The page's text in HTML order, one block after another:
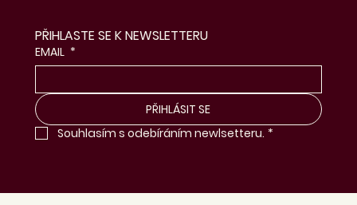
PŘIHLASTE SE K NEWSLETTERU
EMAIL *
PŘIHLÁSIT SE
Souhlasím s odebíráním newlsetteru. *